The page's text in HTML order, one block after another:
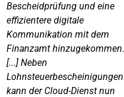
Bescheidprüfung und eine
effizientere digitale
Kommunikation mit dem
Finanzamt hinzugekommen.
[...] Neben
Lohnsteuerbescheinigungen
kann der Cloud-Dienst nun